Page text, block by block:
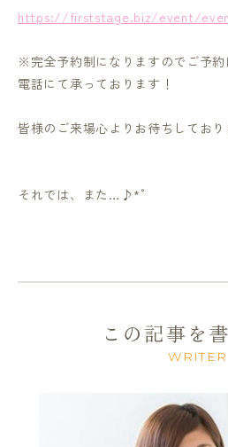
https://firststage.biz/event/
※完全予約制になりますのでご予
電話にて承っております！
皆様のご来場心よりお待ちしてお
それでは、また…♪*゜
この記事を
WRITER